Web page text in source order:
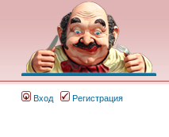
Вход Регистрация